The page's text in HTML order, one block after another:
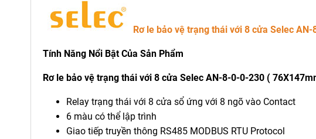
Rơ le bảo vệ trạng thái với 8 cửa Selec
Tính Năng Nổi Bật Của Sản Phẩm
Rơ le bảo vệ trạng thái với 8 cửa Selec AN-8-0-0-230 (
Relay trạng thái với 8 cửa sổ ứng với 8 ngõ vào Contact
6 màu có thể lập trình
Giao tiếp truyền thông RS485 MODBUS RTU Protocol